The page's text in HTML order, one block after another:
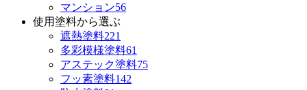
マンション56
使用塗料から選ぶ
遮熱塗料221
多彩模様塗料61
アステック塗料75
フッ素塗料142